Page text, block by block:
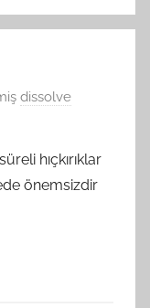
dissolve
hıçkırıklar
önemsizdir